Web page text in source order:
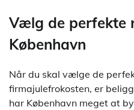
Vælg de perfekte
København
Når du skal vælge de
firmajulefrokosten, er
har København meget at